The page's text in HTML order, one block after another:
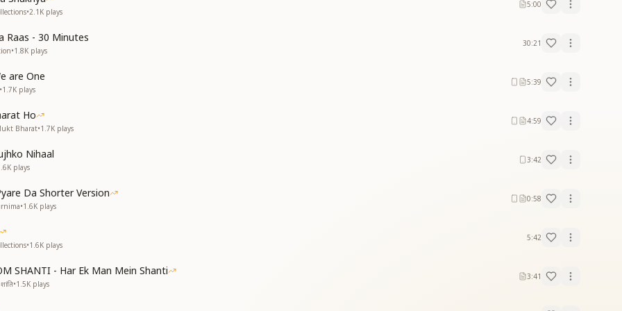
मिली
में जितना पानी नहीं
में जितना पानी नहीं
•2.1K plays
5:00
Raas - 30 Minutes
•1.8K plays
30:21
are One
•1.7K plays
5:39
Ho
Bharat•1.7K plays
4:59
Nihaal
plays
3:42
Da Shorter Version
•1.6K plays
0:58
•1.6K plays
5:42
SHANTI - Har Ek Man Mein Shanti
•1.5K plays
3:41